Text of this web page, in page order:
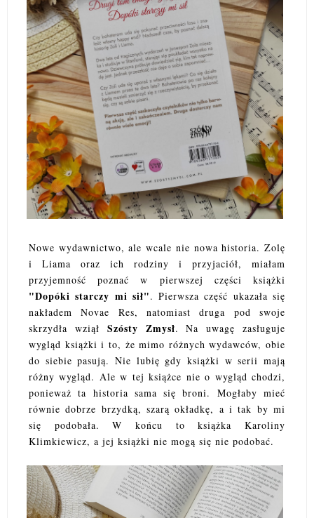
Nowe wydawnictwo, ale wcale nie nowa historia. Zolę
i Liama oraz ich rodziny i przyjaciół, miałam
przyjemność poznać w pierwszej części książki
"Dopóki starczy mi sił". Pierwsza część ukazała się
nakładem Novae Res, natomiast druga pod swoje
skrzydła wziął Szósty Zmysł. Na uwagę zasługuje
wygląd książki i to, że mimo różnych wydawców, obie
do siebie pasują. Nie lubię gdy książki w serii mają
różny wygląd. Ale w tej książce nie o wygląd chodzi,
ponieważ ta historia sama się broni. Mogłaby mieć
równie dobrze brzydką, szarą okładkę, a i tak by mi
się podobała. W końcu to książka Karoliny
Klimkiewicz, a jej książki nie mogą się nie podobać.